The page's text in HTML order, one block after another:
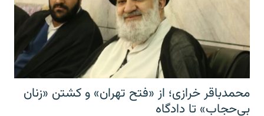
محمدباقر خرازی؛ از «فتح تهران» و کشتن «زنان
بی‌حجاب» تا دادگاه